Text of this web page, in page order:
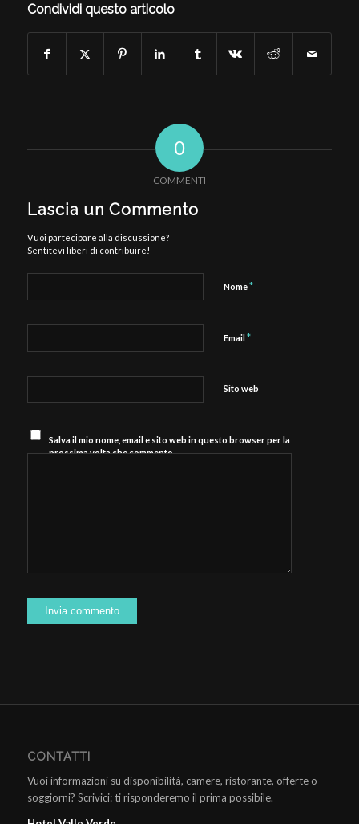
Condividi questo articolo
0
COMMENTI
Lascia un Commento
Vuoi partecipare alla discussione?
Sentitevi liberi di contribuire!
Nome*
Email *
Sito web
Salva il mio nome, email e sito web in questo browser per la
prossima volta che commento.
CONTATTI
Vuoi informazioni su disponibilità, camere, ristorante, offerte o
soggiorni? Scrivici: ti risponderemo il prima possibile.